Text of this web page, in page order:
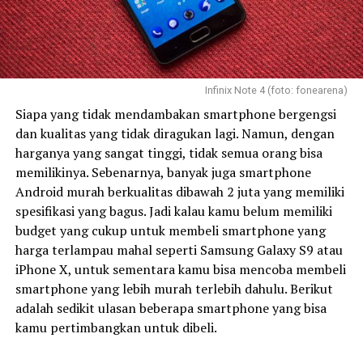
Infinix Note 4 (foto: fonearena)
Siapa yang tidak mendambakan smartphone bergengsi
dan kualitas yang tidak diragukan lagi. Namun, dengan
harganya yang sangat tinggi, tidak semua orang bisa
memilikinya. Sebenarnya, banyak juga smartphone
Android murah berkualitas dibawah 2 juta yang memiliki
spesifikasi yang bagus. Jadi kalau kamu belum memiliki
budget yang cukup untuk membeli smartphone yang
harga terlampau mahal seperti Samsung Galaxy S9 atau
iPhone X, untuk sementara kamu bisa mencoba membeli
smartphone yang lebih murah terlebih dahulu. Berikut
adalah sedikit ulasan beberapa smartphone yang bisa
kamu pertimbangkan untuk dibeli.